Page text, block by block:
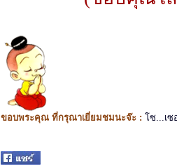
ขอบพระคุณ ที่กรุณาเยี่ยมชมนะจ๊ะ : โซ...เซ